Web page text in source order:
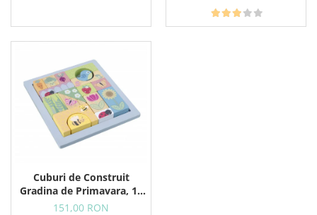
Cuburi de Construit
Gradina de Primavara, 18
Piese din Lemn
151,00 RON